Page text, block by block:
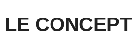
LE CONCEPT